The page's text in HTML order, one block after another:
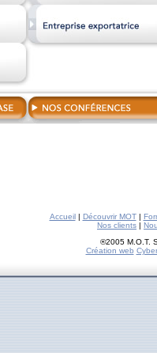
Accueil| Découvrir MOT|
Nos clients |
®2005 M.O.T.
Création web